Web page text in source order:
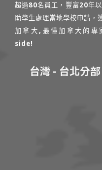
超過80名員工，豐富20年
助學生處理當地學校申請，
加拿大,最懂加拿大的
side!
台灣 - 台北分部